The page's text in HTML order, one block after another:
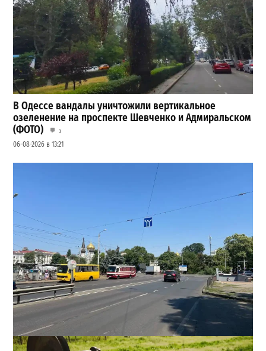
В Одессе вандалы уничтожили вертикальное
озеленение на проспекте Шевченко и Адмиральском
(ФОТО)
3
06-08-2026 в 13:21